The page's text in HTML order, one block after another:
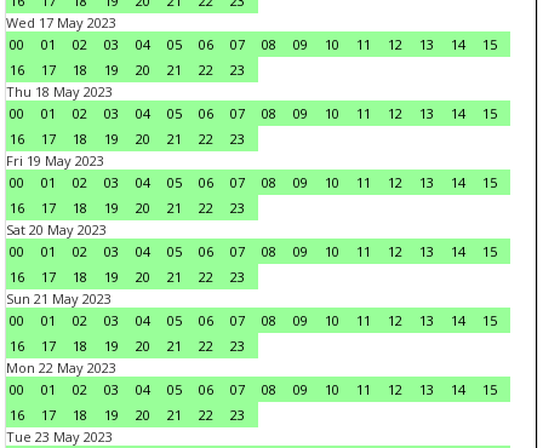
Wed 17 May 2023
00
01 02 03 04 05 06 07 08 09 10 11 12 13 14
15
16
17 18 19 20 21 22
23
Thu 18 May 2023
00
01 02 03 04 05 06 07 08 09 10 11 12 13 14
15
16
17 18 19 20 21 22
23
Fri 19 May 2023
00
01 02 03 04 05 06 07 08 09 10 11 12 13 14
15
16
17 18 19 20 21 22
23
Sat 20 May 2023
00
01 02 03 04 05 06 07 08 09 10 11 12 13 14
15
16
17 18 19 20 21 22
23
Sun 21 May 2023
00
01 02 03 04 05 06 07 08 09 10 11 12 13 14
15
16
17 18 19 20 21 22
23
Mon 22 May 2023
00
01 02 03 04 05 06 07 08 09 10 11 12 13 14
15
16
17 18 19 20 21 22
23
Tue 23 May 2023